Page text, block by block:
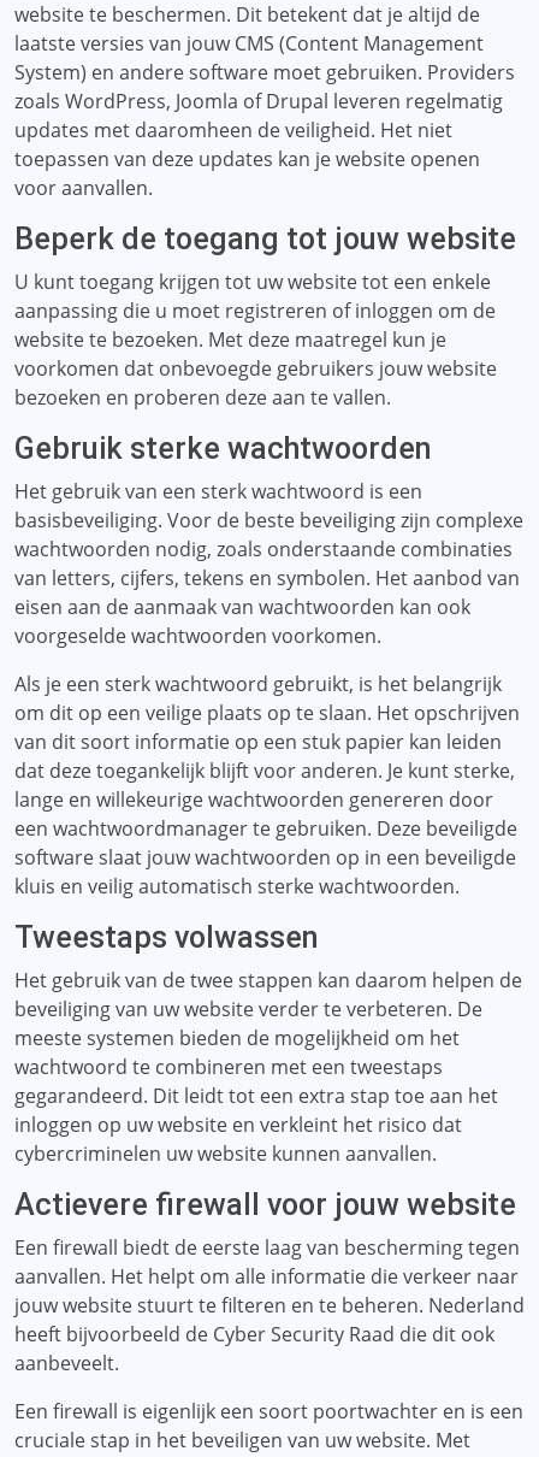
website te beschermen. Dit betekent dat je altijd de
laatste versies van jouw CMS (Content Management
System) en andere software moet gebruiken. Providers
zoals WordPress, Joomla of Drupal leveren regelmatig
updates met daaromheen de veiligheid. Het niet
toepassen van deze updates kan je website openen
voor aanvallen.
Beperk de toegang tot jouw website
U kunt toegang krijgen tot uw website tot een enkele
aanpassing die u moet registreren of inloggen om de
website te bezoeken. Met deze maatregel kun je
voorkomen dat onbevoegde gebruikers jouw website
bezoeken en proberen deze aan te vallen.
Gebruik sterke wachtwoorden
Het gebruik van een sterk wachtwoord is een
basisbeveiliging. Voor de beste beveiliging zijn complexe
wachtwoorden nodig, zoals onderstaande combinaties
van letters, cijfers, tekens en symbolen. Het aanbod van
eisen aan de aanmaak van wachtwoorden kan ook
voorgeselde wachtwoorden voorkomen.
Als je een sterk wachtwoord gebruikt, is het belangrijk
om dit op een veilige plaats op te slaan. Het opschrijven
van dit soort informatie op een stuk papier kan leiden
dat deze toegankelijk blijft voor anderen. Je kunt sterke,
lange en willekeurige wachtwoorden genereren door
een wachtwoordmanager te gebruiken. Deze beveiligde
software slaat jouw wachtwoorden op in een beveiligde
kluis en veilig automatisch sterke wachtwoorden.
Tweestaps volwassen
Het gebruik van de twee stappen kan daarom helpen de
beveiliging van uw website verder te verbeteren. De
meeste systemen bieden de mogelijkheid om het
wachtwoord te combineren met een tweestaps
gegarandeerd. Dit leidt tot een extra stap toe aan het
inloggen op uw website en verkleint het risico dat
cybercriminelen uw website kunnen aanvallen.
Actievere firewall voor jouw website
Een firewall biedt de eerste laag van bescherming tegen
aanvallen. Het helpt om alle informatie die verkeer naar
jouw website stuurt te filteren en te beheren. Nederland
heeft bijvoorbeeld de Cyber ​​Security Raad die dit ook
aanbeveelt.
Een firewall is eigenlijk een soort poortwachter en is een
cruciale stap in het beveiligen van uw website. Met